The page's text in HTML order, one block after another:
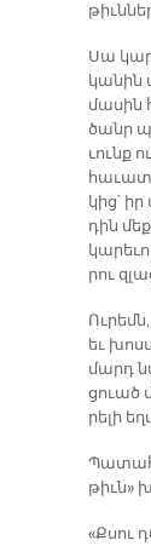
Սա
կա­նին
մա­սին
ծանր
ւունք
կից՝
դին
րու
եւ
մարդ
ցուած
րե­լի
թիւն»
«Քսու